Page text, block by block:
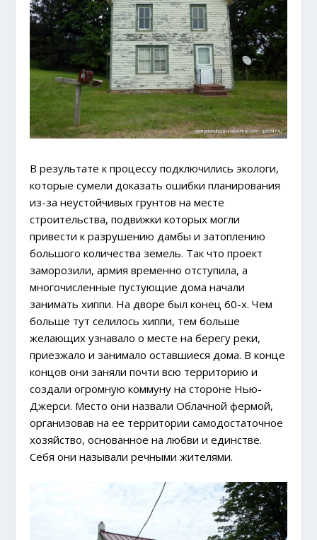
В результате к процессу подключились экологи,
которые сумели доказать ошибки планирования
из-за неустойчивых грунтов на месте
строительства, подвижки которых могли
привести к разрушению дамбы и затоплению
большого количества земель. Так что проект
заморозили, армия временно отступила, а
многочисленные пустующие дома начали
занимать хиппи. На дворе был конец 60-х. Чем
больше тут селилось хиппи, тем больше
желающих узнавало о месте на берегу реки,
приезжало и занимало оставшиеся дома. В конце
концов они заняли почти всю территорию и
создали огромную коммуну на стороне Нью-
Джерси. Место они назвали Облачной фермой,
организовав на ее территории самодостаточное
хозяйство, основанное на любви и единстве.
Себя они называли речными жителями.